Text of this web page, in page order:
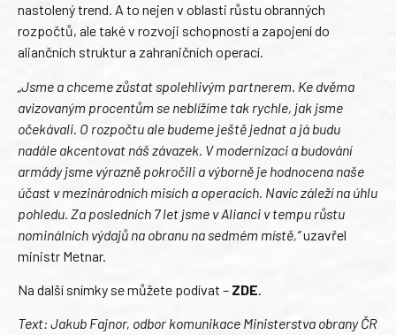
nastolený trend. A to nejen v oblasti růstu obranných
rozpočtů, ale také v rozvoji schopností a zapojení do
aliančních struktur a zahraničních operací.
„Jsme a chceme zůstat spolehlivým partnerem. Ke dvěma
avizovaným procentům se neblížíme tak rychle, jak jsme
očekávali. O rozpočtu ale budeme ještě jednat a já budu
nadále akcentovat náš závazek. V modernizaci a budování
armády jsme výrazně pokročili a výborně je hodnocena naše
účast v mezinárodních misích a operacích. Navíc záleží na úhlu
pohledu. Za posledních 7 let jsme v Alianci v tempu růstu
nominálních výdajů na obranu na sedmém místě,“uzavřel
ministr Metnar.
Na další snímky se můžete podívat – ZDE.
Text: Jakub Fajnor, odbor komunikace Ministerstva obrany ČR